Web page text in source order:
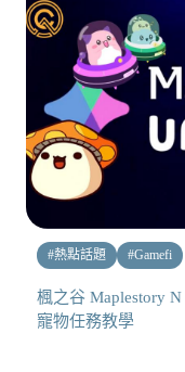
#熱點話題 #Gamefi
楓之谷 Maplestory
寵物任務教學